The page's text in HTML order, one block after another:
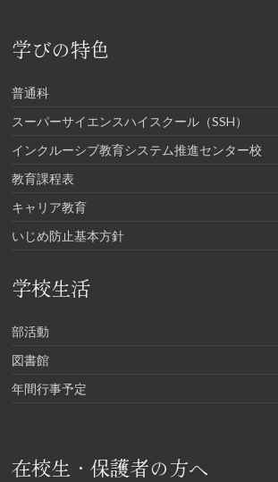
学びの特色
普通科
スーパーサイエンスハイスクール（SSH）
インクルーシブ教育システム推進センター校
教育課程表
キャリア教育
いじめ防止基本方針
学校生活
部活動
図書館
年間行事予定
在校生・保護者の方へ